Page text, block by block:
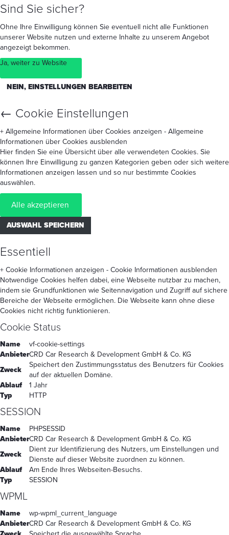
Sind Sie sicher?
Ohne Ihre Einwilligung können Sie eventuell nicht alle Funktionen
unserer Website nutzen und externe Inhalte zu unserem Angebot
angezeigt bekommen.
Ja, weiter zu Website
NEIN, EINSTELLUNGEN BEARBEITEN
← Cookie Einstellungen
+ Allgemeine Informationen über Cookies anzeigen - Allgemeine
Informationen über Cookies ausblenden
Hier finden Sie eine Übersicht über alle verwendeten Cookies. Sie
können Ihre Einwilligung zu ganzen Kategorien geben oder sich weitere
Informationen anzeigen lassen und so nur bestimmte Cookies
auswählen.
Alle akzeptieren
AUSWAHL SPEICHERN
Essentiell
+ Cookie Informationen anzeigen - Cookie Informationen ausblenden
Notwendige Cookies helfen dabei, eine Webseite nutzbar zu machen,
indem sie Grundfunktionen wie Seitennavigation und Zugriff auf sichere
Bereiche der Webseite ermöglichen. Die Webseite kann ohne diese
Cookies nicht richtig funktionieren.
Cookie Status
Name
vf-cookie-settings
AnbieterCRD Car Research & Development GmbH & Co. KG
Zweck
Speichert den Zustimmungsstatus des Benutzers für Cookies
auf der aktuellen Domäne.
Ablauf
1 Jahr
Typ
HTTP
SESSION
Name
PHPSESSID
AnbieterCRD Car Research & Development GmbH & Co. KG
Zweck
Dient zur Identifizierung des Nutzers, um Einstellungen und
Dienste auf dieser Website zuordnen zu können.
Ablauf
Am Ende Ihres Webseiten-Besuchs.
Typ
SESSION
WPML
Name
wp-wpml_current_language
AnbieterCRD Car Research & Development GmbH & Co. KG